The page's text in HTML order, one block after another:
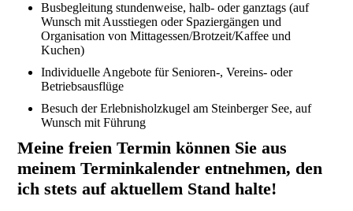
Busbegleitung stundenweise, halb- oder ganztags (auf
Wunsch mit Ausstiegen oder Spaziergängen und
Organisation von Mittagessen/Brotzeit/Kaffee und
Kuchen)
Individuelle Angebote für Senioren-, Vereins- oder
Betriebsausflüge
Besuch der Erlebnisholzkugel am Steinberger See, auf
Wunsch mit Führung
Meine freien Termin können Sie aus
meinem Terminkalender entnehmen, den
ich stets auf aktuellem Stand halte!